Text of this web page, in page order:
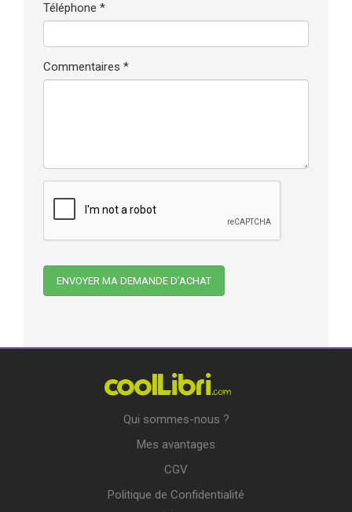
Téléphone *
Commentaires *
Qui sommes-nous ?
Mes avantages
CGV
Politique de Confidentialité